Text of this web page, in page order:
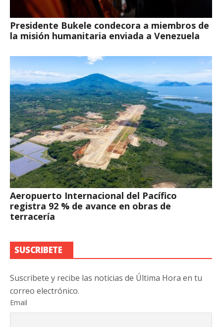
Presidente Bukele condecora a miembros de
la misión humanitaria enviada a Venezuela
Aeropuerto Internacional del Pacífico
registra 92 % de avance en obras de
terracería
SUSCRIBETE
Suscribete y recibe las noticias de Última Hora en tu
correo electrónico.
Email